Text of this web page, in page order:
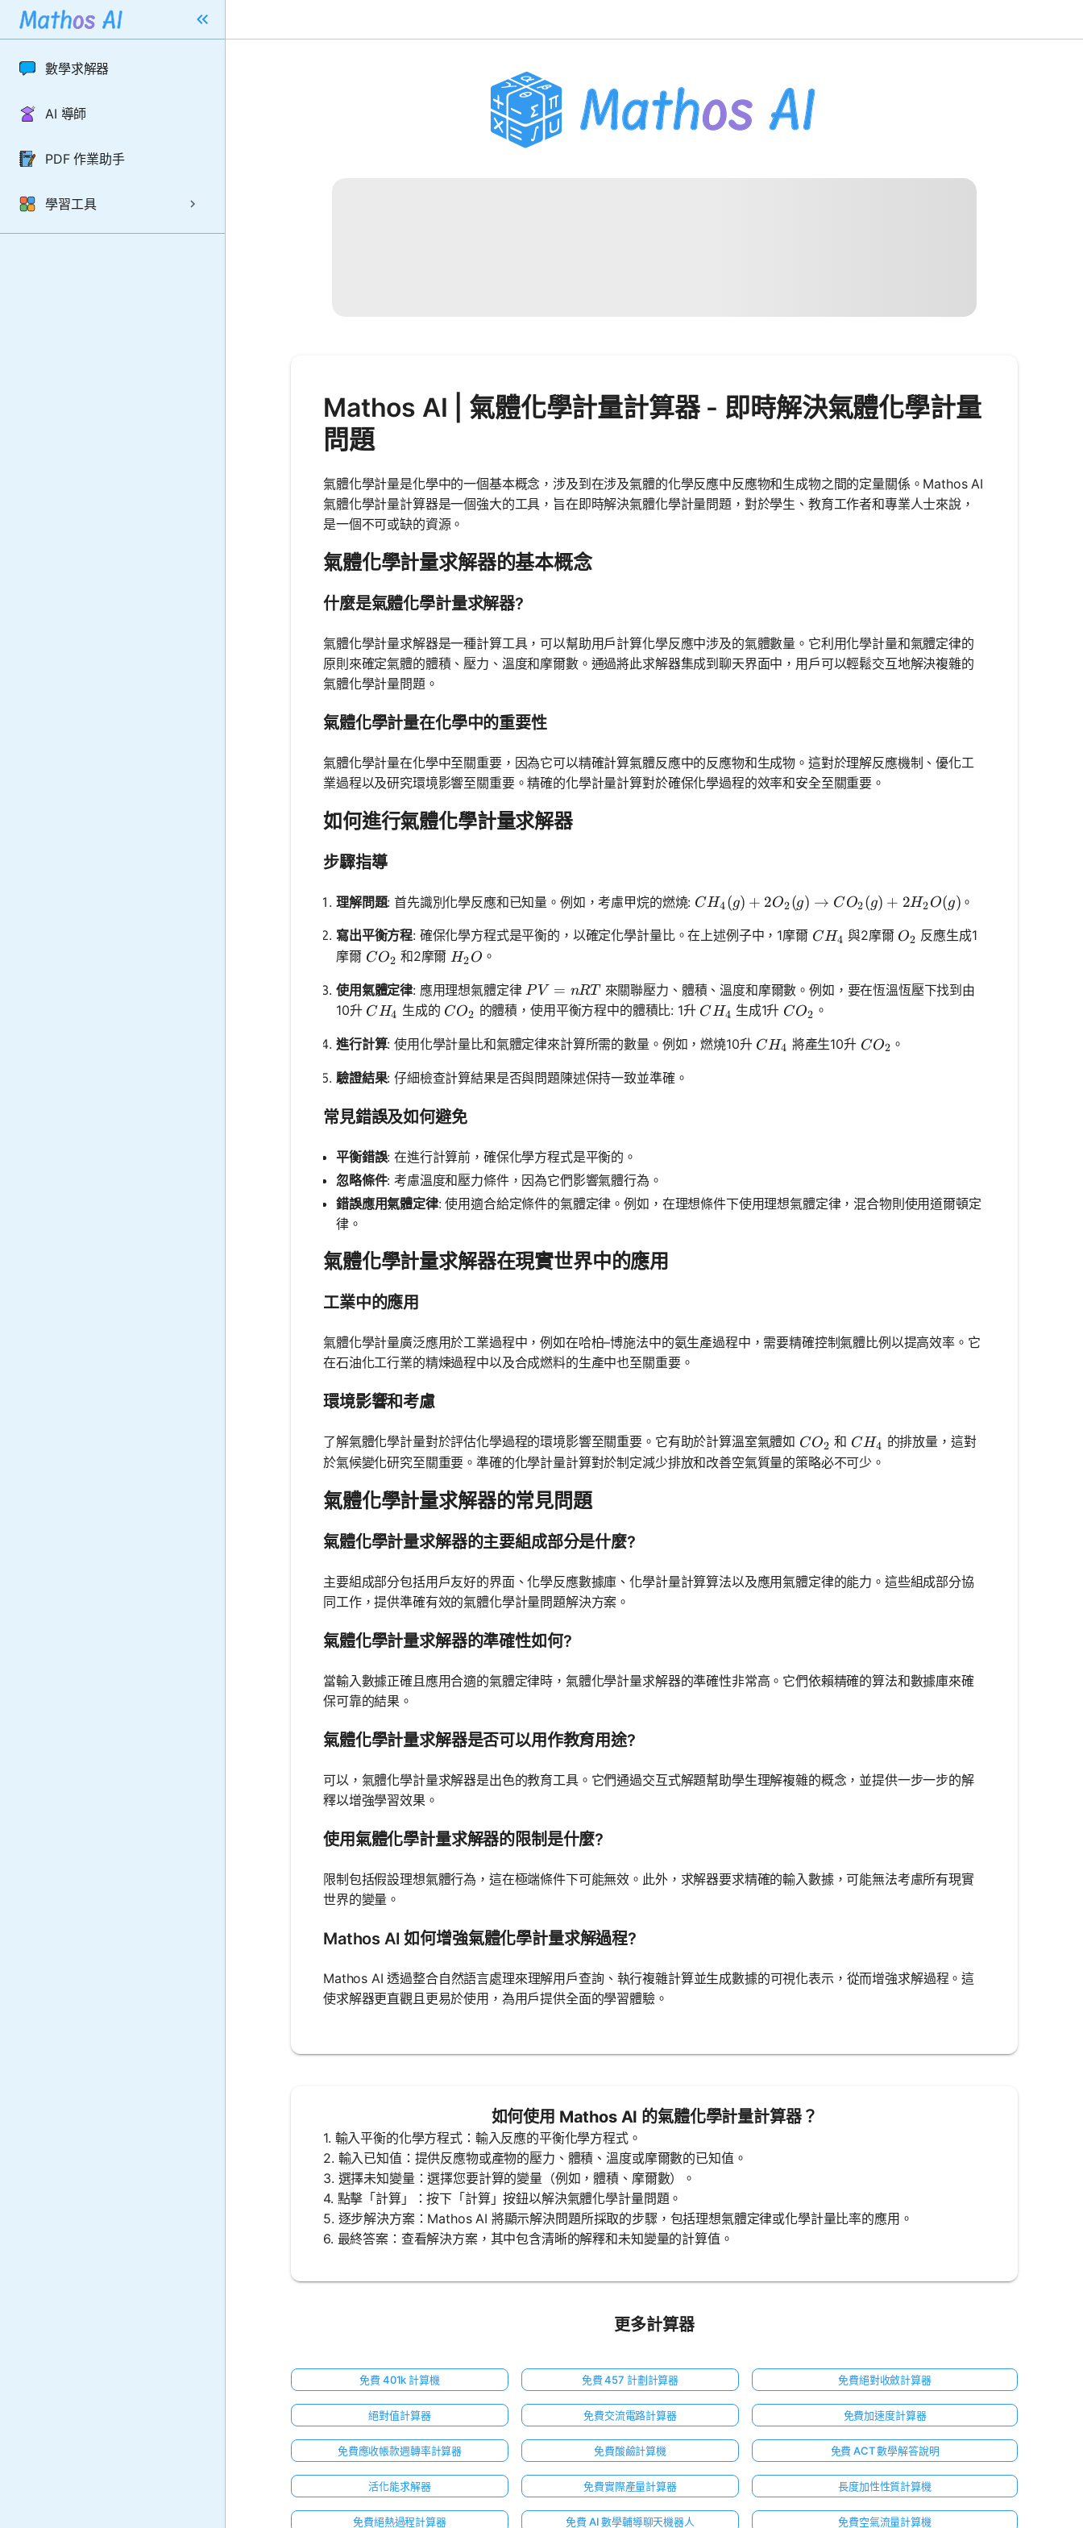
數學求解器
AI 導師
PDF 作業助手
學習工具
Mathos AI | 氣體化學計量計算器 - 即時解決氣體化學計量
問題
氣體化學計量是化學中的一個基本概念，涉及到在涉及氣體的化學反應中反應物和生成物之間的定量關係。Mathos AI
氣體化學計量計算器是一個強大的工具，旨在即時解決氣體化學計量問題，對於學生、教育工作者和專業人士來說，
是一個不可或缺的資源。
氣體化學計量求解器的基本概念
什麼是氣體化學計量求解器?
氣體化學計量求解器是一種計算工具，可以幫助用戶計算化學反應中涉及的氣體數量。它利用化學計量和氣體定律的
原則來確定氣體的體積、壓力、溫度和摩爾數。通過將此求解器集成到聊天界面中，用戶可以輕鬆交互地解決複雜的
氣體化學計量問題。
氣體化學計量在化學中的重要性
氣體化學計量在化學中至關重要，因為它可以精確計算氣體反應中的反應物和生成物。這對於理解反應機制、優化工
業過程以及研究環境影響至關重要。精確的化學計量計算對於確保化學過程的效率和安全至關重要。
如何進行氣體化學計量求解器
步驟指導
理解問題: 首先識別化學反應和已知量。例如，考慮甲烷的燃燒: CH_4(g) + 2O_2(g) \rightarrow CO_2(g) + 2H_2O(g)
CH4(g) + 2O2(g) → CO2(g) + 2H2O(g) 。
寫出平衡方程: 確保化學方程式是平衡的，以確定化學計量比。在上述例子中，1摩爾 CH_4
CH4 與2摩爾 O_2
O2 反應生成1
摩爾 CO_2
CO2 和2摩爾 H_2O
H2O 。
使用氣體定律: 應用理想氣體定律 PV = nRT
PV = nRT來關聯壓力、體積、溫度和摩爾數。例如，要在恆溫恆壓下找到由
10升 CH_4
CH4 生成的 CO_2
CO2 的體積，使用平衡方程中的體積比: 1升 CH_4
CH4 生成1升 CO_2
CO2 。
進行計算: 使用化學計量比和氣體定律來計算所需的數量。例如，燃燒10升 CH_4
CH4 將產生10升 CO_2
CO2 。
驗證結果: 仔細檢查計算結果是否與問題陳述保持一致並準確。
常見錯誤及如何避免
平衡錯誤: 在進行計算前，確保化學方程式是平衡的。
忽略條件: 考慮溫度和壓力條件，因為它們影響氣體行為。
錯誤應用氣體定律: 使用適合給定條件的氣體定律。例如，在理想條件下使用理想氣體定律，混合物則使用道爾頓定
律。
氣體化學計量求解器在現實世界中的應用
工業中的應用
氣體化學計量廣泛應用於工業過程中，例如在哈柏–博施法中的氨生產過程中，需要精確控制氣體比例以提高效率。它
在石油化工行業的精煉過程中以及合成燃料的生產中也至關重要。
環境影響和考慮
了解氣體化學計量對於評估化學過程的環境影響至關重要。它有助於計算溫室氣體如 CO_2
CO2 和 CH_4
CH4 的排放量，這對
於氣候變化研究至關重要。準確的化學計量計算對於制定減少排放和改善空氣質量的策略必不可少。
氣體化學計量求解器的常見問題
氣體化學計量求解器的主要組成部分是什麼?
主要組成部分包括用戶友好的界面、化學反應數據庫、化學計量計算算法以及應用氣體定律的能力。這些組成部分協
同工作，提供準確有效的氣體化學計量問題解決方案。
氣體化學計量求解器的準確性如何?
當輸入數據正確且應用合適的氣體定律時，氣體化學計量求解器的準確性非常高。它們依賴精確的算法和數據庫來確
保可靠的結果。
氣體化學計量求解器是否可以用作教育用途?
可以，氣體化學計量求解器是出色的教育工具。它們通過交互式解題幫助學生理解複雜的概念，並提供一步一步的解
釋以增強學習效果。
使用氣體化學計量求解器的限制是什麼?
限制包括假設理想氣體行為，這在極端條件下可能無效。此外，求解器要求精確的輸入數據，可能無法考慮所有現實
世界的變量。
Mathos AI 如何增強氣體化學計量求解過程?
Mathos AI 透過整合自然語言處理來理解用戶查詢、執行複雜計算並生成數據的可視化表示，從而增強求解過程。這
使求解器更直觀且更易於使用，為用戶提供全面的學習體驗。
如何使用 Mathos AI 的氣體化學計量計算器？
1. 輸入平衡的化學方程式：輸入反應的平衡化學方程式。
2. 輸入已知值：提供反應物或產物的壓力、體積、溫度或摩爾數的已知值。
3. 選擇未知變量：選擇您要計算的變量（例如，體積、摩爾數）。
4. 點擊「計算」：按下「計算」按鈕以解決氣體化學計量問題。
5. 逐步解決方案：Mathos AI 將顯示解決問題所採取的步驟，包括理想氣體定律或化學計量比率的應用。
6. 最終答案：查看解決方案，其中包含清晰的解釋和未知變量的計算值。
更多計算器
免費 401k 計算機 免費 457 計劃計算器 免費絕對收斂計算器
絕對值計算器 免費交流電路計算器 免費加速度計算器
免費應收帳款週轉率計算器 免費酸鹼計算機 免費 ACT 數學解答說明
活化能求解器 免費實際產量計算器 長度加性性質計算機
免費絕熱過程計算器 免費 AI 數學輔導聊天機器人 免費空氣流量計算機